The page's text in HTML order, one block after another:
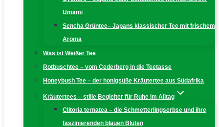
Umami
Sencha Grüntee– Japans klassischer Tee mit frischem
Aroma
Was ist Weißer Tee
Rotbuschtee – vom Cederberg in die Teetasse
Honeybush Tee – der honigsüße Kräutertee aus Südafrika
Kräutertees – stille Begleiter für Ruhe im Alltag
Clitoria ternatea – die Schmetterlingserbse und ihre
faszinierenden blauen Blüten